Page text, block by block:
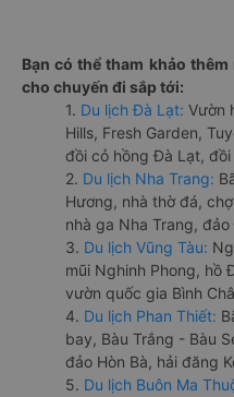
Bạn có thể tham khảo
cho chuyến đi sắp tới:
1. Du lịch Đà Lạt: Vườn
Hills, Fresh Garden,
đồi cỏ hồng Đà Lạt,
2. Du lịch Nha Trang:
Hương, nhà thờ đá,
nhà ga Nha Trang,
3. Du lịch Vũng Tàu:
mũi Nghinh Phong, hồ
vườn quốc gia Bình
4. Du lịch Phan Thiết:
bay, Bàu Trắng - Bàu
đảo Hòn Bà, hải đăng
5. Du lịch Buôn Ma